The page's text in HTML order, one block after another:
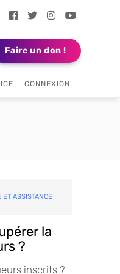
Faire un don !
CONNEXION
ET ASSISTANCE
la
?
inscrits ?